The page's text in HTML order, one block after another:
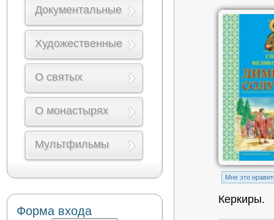
Mне это
Керкиры.
Документальные
Художественные
О святых
О монастырях
Мультфильмы
Форма входа